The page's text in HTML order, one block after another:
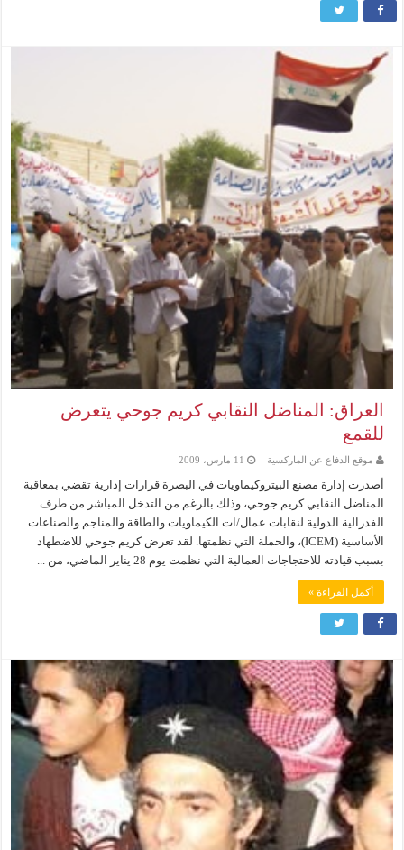
العراق: المناضل النقابي كريم جوحي يتعرض
للقمع
موقع الدفاع عن الماركسية 11 مارس، 2009
أصدرت إدارة مصنع البيتروكيماويات في البصرة قرارات إدارية تقضي بمعاقبة
المناضل النقابي كريم جوحي، وذلك بالرغم من التدخل المباشر من طرف
الفدرالية الدولية لنقابات عمال/ات الكيماويات والطاقة والمناجم والصناعات
الأساسية (ICEM)، والحملة التي نظمتها. لقد تعرض كريم جوحي للاضطهاد
بسبب قيادته للاحتجاجات العمالية التي نظمت يوم 28 يناير الماضي، من ...
أكمل القراءة »